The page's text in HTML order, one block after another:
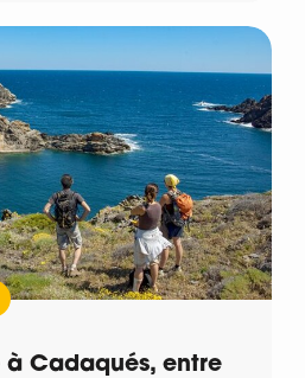
à Cadaqués, entre